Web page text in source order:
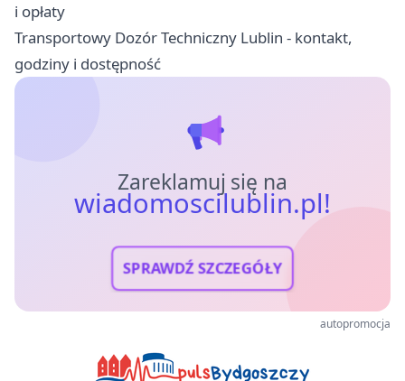
i opłaty
Transportowy Dozór Techniczny Lublin - kontakt,
godziny i dostępność
Zareklamuj się na
wiadomoscilublin.pl!
SPRAWDŹ SZCZEGÓŁY
autopromocja